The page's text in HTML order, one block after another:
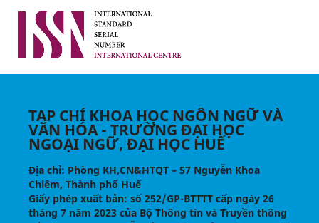
TẠP CHÍ KHOA HỌC NGÔN NGỮ VÀ
VĂN HÓA - TRƯỜNG ĐẠI HỌC
NGOẠI NGỮ, ĐẠI HỌC HUẾ
Địa chỉ: Phòng KH,CN&HTQT – 57 Nguyễn Khoa
Chiêm, Thành phố Huế
Giấy phép xuất bản: số 252/GP-BTTTT cấp ngày 26
tháng 7 năm 2023 của Bộ Thông tin và Truyền thông